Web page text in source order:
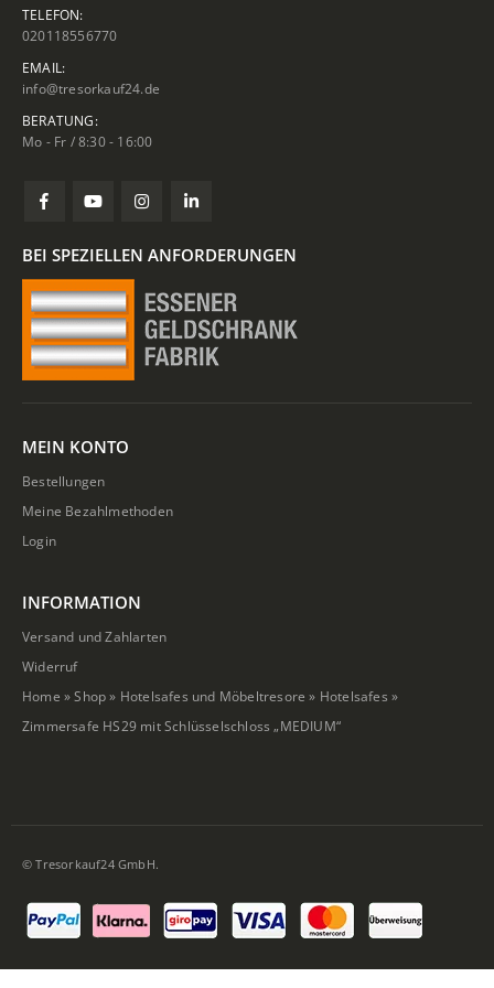
TELEFON:
020118556770
EMAIL:
info@tresorkauf24.de
BERATUNG:
Mo - Fr / 8:30 - 16:00
BEI SPEZIELLEN ANFORDERUNGEN
MEIN KONTO
Bestellungen
Meine Bezahlmethoden
Login
INFORMATION
Versand und Zahlarten
Widerruf
Home »Shop» Hotelsafes und Möbeltresore » Hotelsafes »
Zimmersafe HS29 mit Schlüsselschloss „MEDIUM“
© Tresorkauf24 GmbH.